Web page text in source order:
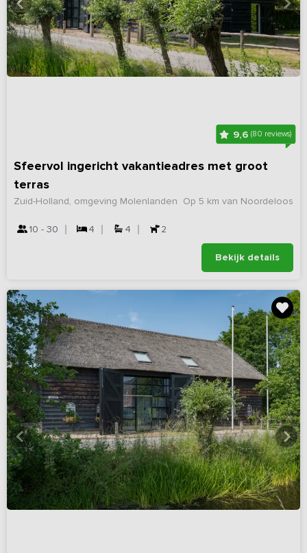
9,6 (80 reviews)
Sfeervol ingericht vakantieadres met groot
terras
Op 5 km van Noordeloos
Zuid-Holland, omgeving Molenlanden
10 - 30 4 4 2
Bekijk details